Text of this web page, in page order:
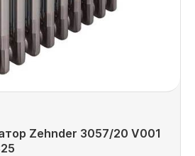
Zehnder 3057/20 V001